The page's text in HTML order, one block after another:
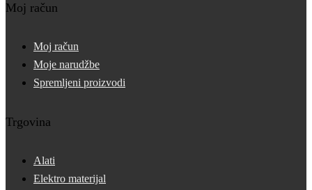
Moj račun
Moj račun
Moje narudžbe
Spremljeni proizvodi
Trgovina
Alati
Elektro materijal